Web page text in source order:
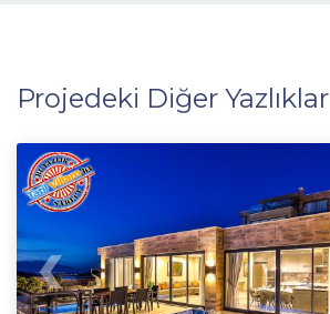
Projedeki Diğer Yazlıklar